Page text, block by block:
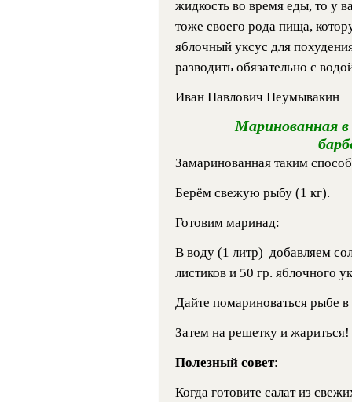
жидкость во время еды, то у
тоже своего рода пища,
яблочный уксус для
разводить обязательно с
Иван Павлович Неумывакин
Маринованная в
Замаринованная таким
Берём свежую рыбу (1 кг).
Готовим маринад:
В воду (1 литр) добавляем
листиков и 50 гр. яблочного
Дайте помариноваться рыбе
Затем на решетку и жариться!
Полезный совет:
Когда готовите салат из